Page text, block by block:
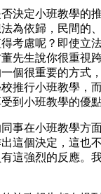
決定小班教學的
為依歸，民間的
考慮呢？即使立
先生說你很重視
個很重要的方式
推行小班教學，
到小班教學的優
事在小班教學方
這個決定，這也
這強烈的反應。